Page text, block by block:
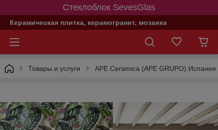
Стеклоблок SevesGlas
Керамическая плитка, керамогранит, мозаика
Товары и услуги APE Ceramica (APE GRUPO) Испания